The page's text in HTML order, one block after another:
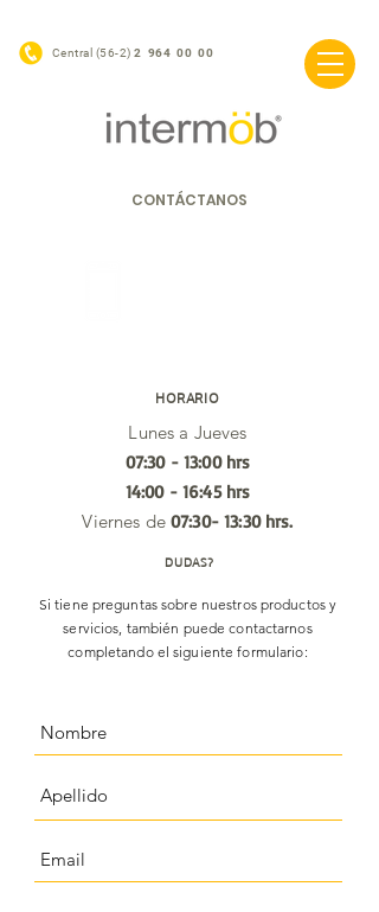
Central (56-2) 2 964 00 00
CONTÁCTANOS
HORARIO
Lunes a Jueves
07:30 - 13:00 hrs
14:00 - 16:45 hrs
Viernes de07:30- 13:30 hrs.
DUDAS?
Si tiene preguntas sobre nuestros productos y
servicios, también puede contactarnos
completando el siguiente formulario: